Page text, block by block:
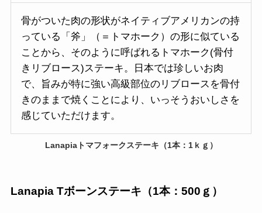
骨がついた肉の形状がネイティブアメリカンの持
っている「斧」（＝トマホーク）の形に似ている
ことから、そのように呼ばれるトマホーク(骨付
きリブロース)ステーキ。日本では珍しいお肉
で、旨みが特に強い高級部位のリブロースを骨付
きのままで焼くことにより、いっそうおいしさを
感じていただけます。
Lanapiaトマフォークステーキ（1本：1ｋｇ）
Lanapia Tボーンステーキ（1本：500ｇ）